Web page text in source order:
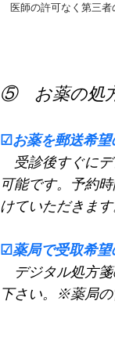
医師の許可なく第三者
⑤ お薬の処
☑お薬を郵送希望
受診後すぐにデ
可能です。予約
けていただきます
☑薬局で受取希望
デジタル処方
下さい。※薬局の